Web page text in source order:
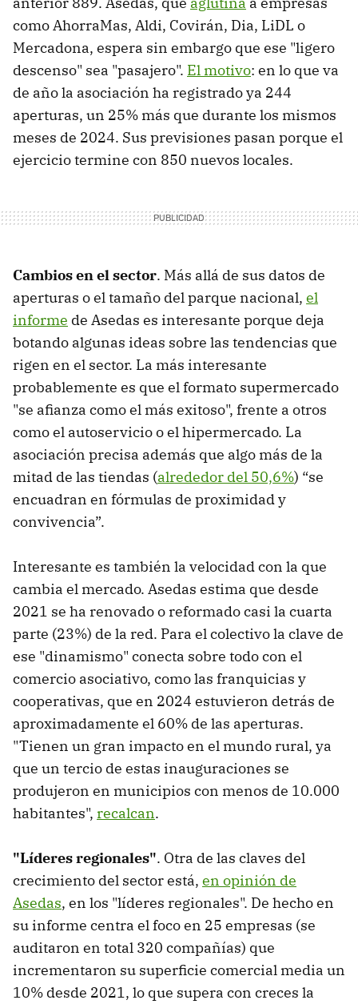
como AhorraMas, Aldi, Covirán, Dia, LiDL o
Mercadona, espera sin embargo que ese "ligero
descenso" sea "pasajero". El motivo: en lo que va
de año la asociación ha registrado ya 244
aperturas, un 25% más que durante los mismos
meses de 2024. Sus previsiones pasan porque el
ejercicio termine con 850 nuevos locales.
Cambios en el sector. Más allá de sus datos de
aperturas o el tamaño del parque nacional, el
informe de Asedas es interesante porque deja
botando algunas ideas sobre las tendencias que
rigen en el sector. La más interesante
probablemente es que el formato supermercado
"se afianza como el más exitoso", frente a otros
como el autoservicio o el hipermercado. La
asociación precisa además que algo más de la
mitad de las tiendas (alrededor del 50,6%) “se
encuadran en fórmulas de proximidad y
convivencia”.
Interesante es también la velocidad con la que
cambia el mercado. Asedas estima que desde
2021 se ha renovado o reformado casi la cuarta
parte (23%) de la red. Para el colectivo la clave de
ese "dinamismo" conecta sobre todo con el
comercio asociativo, como las franquicias y
cooperativas, que en 2024 estuvieron detrás de
aproximadamente el 60% de las aperturas.
"Tienen un gran impacto en el mundo rural, ya
que un tercio de estas inauguraciones se
produjeron en municipios con menos de 10.000
habitantes", recalcan.
"Líderes regionales". Otra de las claves del
crecimiento del sector está, en opinión de
Asedas, en los "líderes regionales". De hecho en
su informe centra el foco en 25 empresas (se
auditaron en total 320 compañías) que
incrementaron su superficie comercial media un
10% desde 2021, lo que supera con creces la